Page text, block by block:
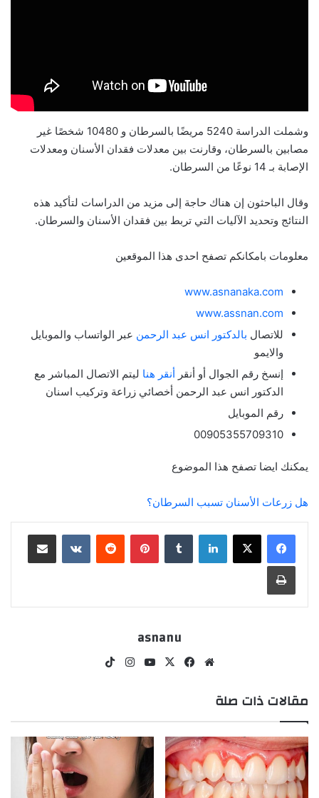
وشملت الدراسة 5240 مريضًا بالسرطان و 10480 شخصًا غير
مصابين بالسرطان، وقارنت بين معدلات فقدان الأسنان ومعدلات
الإصابة بـ 14 نوعًا من السرطان.
وقال الباحثون إن هناك حاجة إلى مزيد من الدراسات لتأكيد هذه
النتائج وتحديد الآليات التي تربط بين فقدان الأسنان والسرطان.
معلومات بامكانكم تصفح احدى هذا الموقعين
www.asnanaka.com
www.assnan.com
للاتصال بالدكتور انس عبد الرحمن عبر الواتساب والموبايل
والايمو
إنسخ رقم الجوال أو أنقر أنقر هنا ليتم الاتصال المباشر مع
الدكتور انس عبد الرحمن أخصائي زراعة وتركيب اسنان
رقم الموبايل
00905355709310
يمكنك ايضا تصفح هذا الموضوع
هل زرعات الأسنان تسبب السرطان؟
لينكدإن بينتيريست مشاركة عبر البريد
طباعة
asnanu
موقع
فيسبوك
‫X
‫YouTubeانستقرام
مقالات ذات صلة